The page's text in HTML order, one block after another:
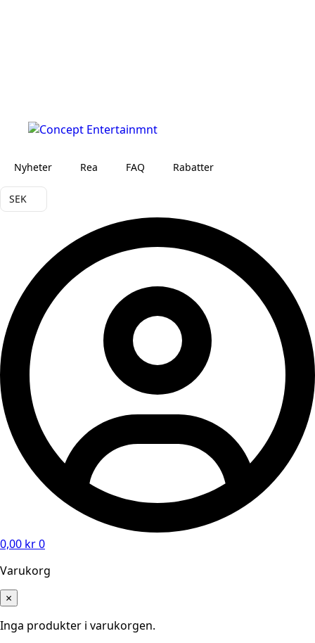
Nyheter Rea FAQ Rabatter
SEK
0,00 kr0
Varukorg
×
Inga produkter i varukorgen.